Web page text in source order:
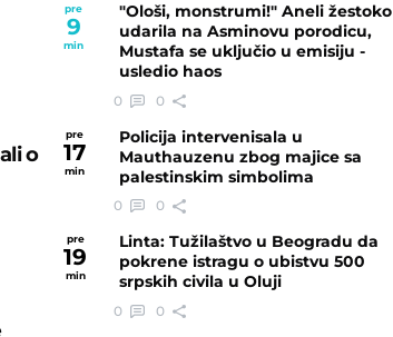
o
pre
9
min
"Ološi, monstrumi!" Aneli žestoko
udarila na Asminovu porodicu,
Mustafa se uključio u emisiju -
usledio haos
0 0
pre
17
min
Policija intervenisala u
Mauthauzenu zbog majice sa
palestinskim simbolima
0 0
pre
19
min
Linta: Tužilaštvo u Beogradu da
pokrene istragu o ubistvu 500
srpskih civila u Oluji
0 0